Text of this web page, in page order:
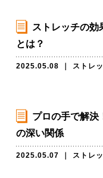
ストレッチの効
とは？
2025.05.08 ストレ
プロの手で解決
の深い関係
2025.05.07 ストレ